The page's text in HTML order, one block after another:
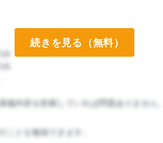
義内容を把握していれば問題ありません。
ことを勉強できます。
続きを見る（無料）